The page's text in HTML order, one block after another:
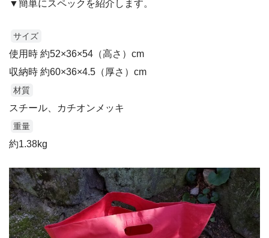
▼簡単にスペックを紹介します。
サイズ
使用時 約52×36×54（高さ）cm
収納時 約60×36×4.5（厚さ）cm
材質
スチール、カチオンメッキ
重量
約1.38kg